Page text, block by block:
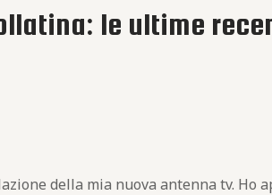
le ultime
della mia nuova antenna tv.